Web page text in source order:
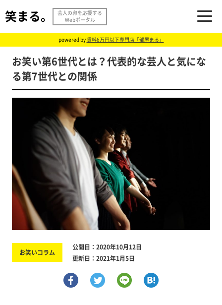
笑まる。
芸人の卵を応援する
Webポータル
powered by 賃料6万円以下専門店「部屋まる」
お笑い第6世代とは？代表的な芸人と気にな
る第7世代との関係
お笑いコラム
公開日：2020年10月12日
更新日：2021年1月5日